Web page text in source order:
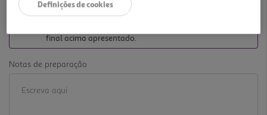
De 3/7/2026 a 1/9/2026
Preço exclusivo para clientes membros Clube Auchan,
final acima apresentado.
Notas de preparação
Definições de cookies